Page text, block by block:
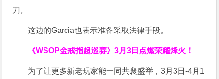
刀。
这边的Garcia也表示准备采取法律手段。
《WSOP金戒指超巡赛》3月3日点燃荣耀烽火！
为了让更多新老玩家能一同共襄盛举，3月3日-4月1